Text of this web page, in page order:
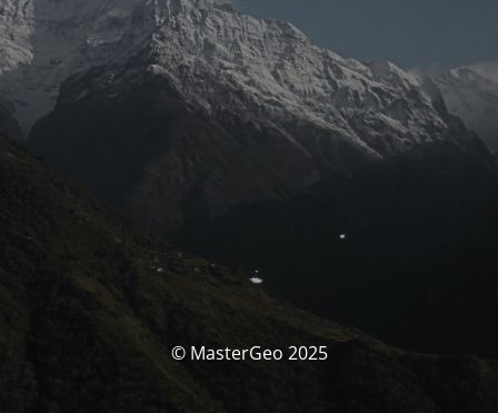
© MasterGeo 2025